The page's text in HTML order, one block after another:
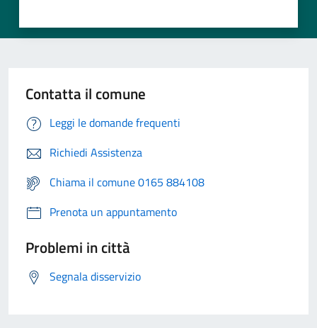
Contatta il comune
Leggi le domande frequenti
Richiedi Assistenza
Chiama il comune 0165 884108
Prenota un appuntamento
Problemi in città
Segnala disservizio